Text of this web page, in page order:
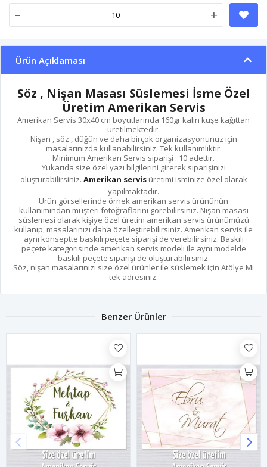
- +
Ürün Açıklaması
Söz , Nişan Masası Süslemesi İsme Özel
Üretim Amerikan Servis
Amerikan Servis 30x40 cm boyutlarında 160gr kalın kuşe kağıttan
üretilmektedir.
Nişan , söz , düğün ve daha birçok organizasyonunuz için
masalarınızda kullanabilirsiniz. Tek kullanımlıktır.
Minimum Amerikan Servis siparişi : 10 adettir.
Yukarıda size özel yazı bilgilerini girerek siparişinizi
oluşturabilirsiniz. Amerikan servisüretimi isminize özel olarak
yapılmaktadır.
Ürün görsellerinde örnek amerikan servis ürününün
kullanımından müşteri fotoğraflarını görebilirsiniz. Nişan masası
süslemesi olarak kişiye özel üretim amerikan servis ürünümüzü
kullanıp, masalarınızı daha özelleştirebilirsiniz. Amerikan servis ile
aynı konseptte baskılı peçete siparişi de verebilirsiniz. Baskılı
peçete kategorisinde amerikan servis modeli ile aynı modelde
baskılı peçete siparişi de oluşturabilirsiniz.
Söz, nişan masalarınızı size özel ürünler ile süslemek için Atölye Mi
tek adresiniz.
Benzer Ürünler